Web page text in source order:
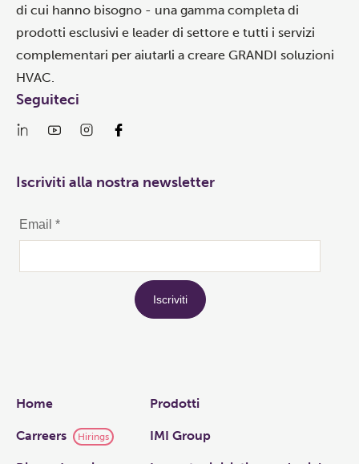
di cui hanno bisogno - una gamma completa di
prodotti esclusivi e leader di settore e tutti i servizi
complementari per aiutarli a creare GRANDI soluzioni
HVAC.
Links
Home Prodotti
Carreers Hirings IMI Group
Seguiteci
Iscriviti alla nostra newsletter